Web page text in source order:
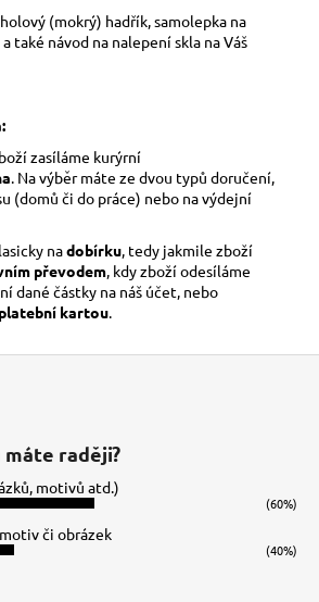
(mokrý) hadřík, samolepka na
také návod na nalepení skla na Váš
zasíláme kurýrní
. Na výběr máte ze dvou typů doručení,
(domů či do práce) nebo na výdejní
nadobírku , tedy jakmile zboží
převodem , kdy zboží odesíláme
dané částky na náš účet, nebo
kartou
raději?
motivů atd.)
(60%)
či obrázek
(40%)